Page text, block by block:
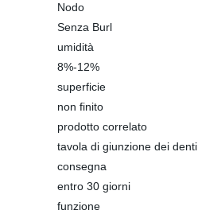
Nodo
Senza Burl
umidità
8%-12%
superficie
non finito
prodotto correlato
tavola di giunzione dei denti
consegna
entro 30 giorni
funzione